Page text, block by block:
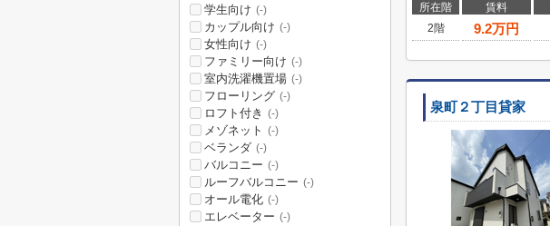
所在階 賃料
2階
9.2万円
泉町２丁目貸家
学生向け (-)
カップル向け (-)
女性向け (-)
ファミリー向け (-)
室内洗濯機置場 (-)
フローリング (-)
ロフト付き (-)
メゾネット (-)
ベランダ (-)
バルコニー (-)
ルーフバルコニー (-)
オール電化 (-)
エレベーター (-)